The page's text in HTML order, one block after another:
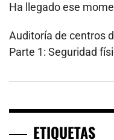
Ha llegado ese
Auditoría de centros
Parte 1: Seguridad
ETIQUETAS